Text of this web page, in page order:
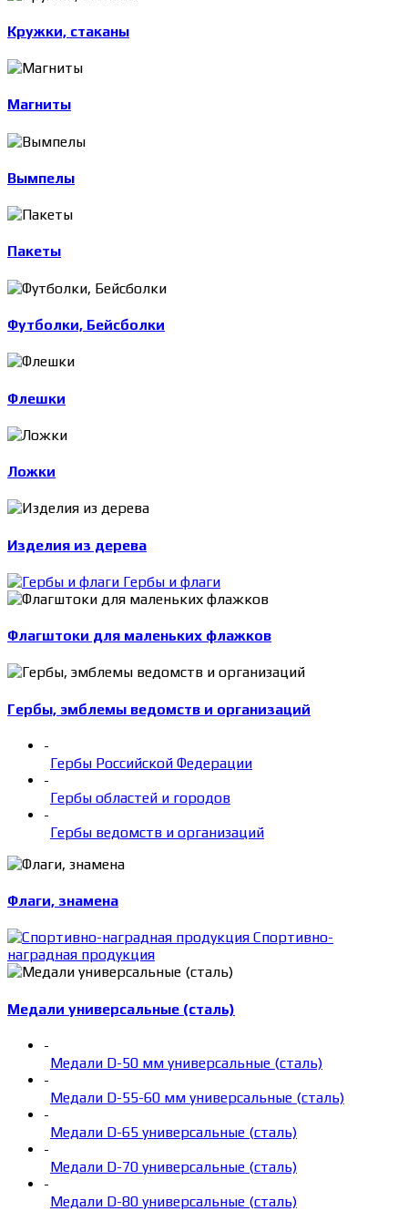
Кружки, стаканы
Магниты
Вымпелы
Пакеты
Футболки, Бейсболки
Флешки
Ложки
Изделия из дерева
Гербы и флаги
Флагштоки для маленьких флажков
Гербы, эмблемы ведомств и организаций
-
Гербы Российской Федерации
-
Гербы областей и городов
-
Гербы ведомств и организаций
Флаги, знамена
Спортивно-
наградная продукция
Медали универсальные (сталь)
-
Медали D-50 мм универсальные (сталь)
-
Медали D-55-60 мм универсальные (сталь)
-
Медали D-65 универсальные (сталь)
-
Медали D-70 универсальные (сталь)
-
Медали D-80 универсальные (сталь)